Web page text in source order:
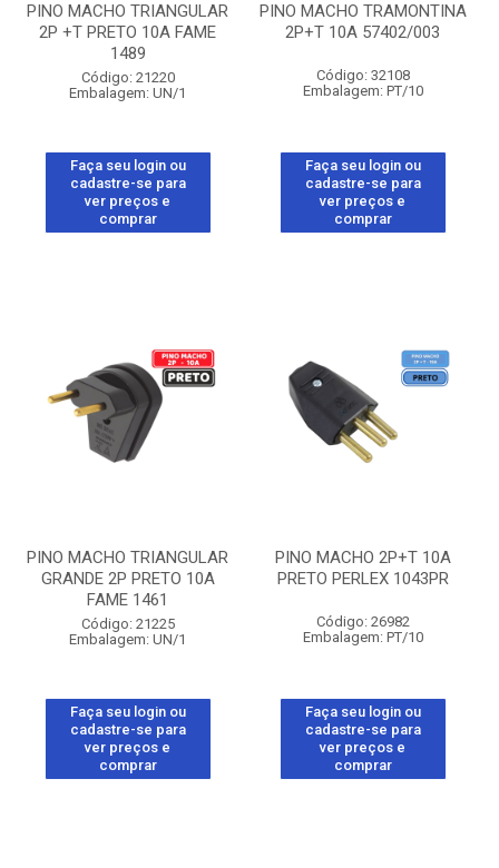
PINO MACHO TRIANGULAR
2P +T PRETO 10A FAME
1489
Código: 21220
Embalagem: UN/1
Faça seu login ou
cadastre-se para
ver preços e
comprar
PINO MACHO TRAMONTINA
2P+T 10A 57402/003
Código: 32108
Embalagem: PT/10
Faça seu login ou
cadastre-se para
ver preços e
comprar
PINO MACHO TRIANGULAR
GRANDE 2P PRETO 10A
FAME 1461
Código: 21225
Embalagem: UN/1
Faça seu login ou
cadastre-se para
ver preços e
comprar
PINO MACHO 2P+T 10A
PRETO PERLEX 1043PR
Código: 26982
Embalagem: PT/10
Faça seu login ou
cadastre-se para
ver preços e
comprar